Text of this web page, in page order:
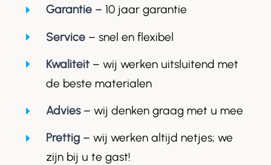
Garantie– 10 jaar garantie
Service – snel en flexibel
Kwaliteit– wij werken uitsluitend met
de beste materialen
Advies– wij denken graag met u mee
Prettig– wij werken altijd netjes; we
zijn bij u te gast!